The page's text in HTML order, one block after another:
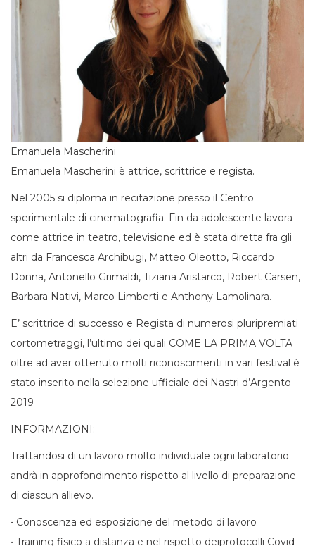
Emanuela Mascherini
Emanuela Mascherini è attrice, scrittrice e regista.
Nel 2005 si diploma in recitazione presso il Centro
sperimentale di cinematografia. Fin da adolescente lavora
come attrice in teatro, televisione ed è stata diretta fra gli
altri da Francesca Archibugi, Matteo Oleotto, Riccardo
Donna, Antonello Grimaldi, Tiziana Aristarco, Robert Carsen,
Barbara Nativi, Marco Limberti e Anthony Lamolinara.
E’ scrittrice di successo e Regista di numerosi pluripremiati
cortometraggi, l’ultimo dei quali COME LA PRIMA VOLTA
oltre ad aver ottenuto molti riconoscimenti in vari festival è
stato inserito nella selezione ufficiale dei Nastri d’Argento
2019
INFORMAZIONI:
Trattandosi di un lavoro molto individuale ogni laboratorio
andrà in approfondimento rispetto al livello di preparazione
di ciascun allievo.
• Conoscenza ed esposizione del metodo di lavoro
• Training fisico a distanza e nel rispetto deiprotocolli Covid